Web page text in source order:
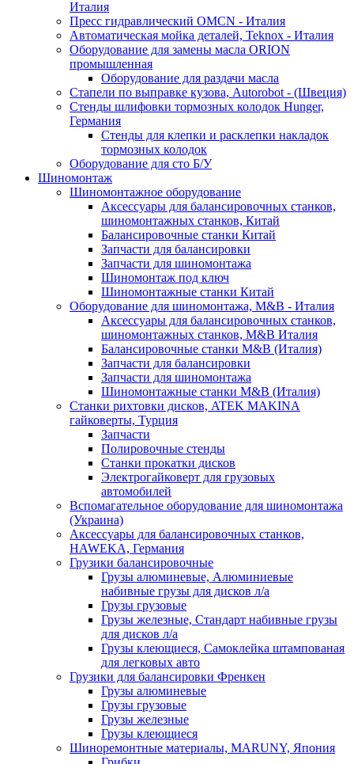
Италия
Пресс гидравлический OMCN - Италия
Автоматическая мойка деталей, Teknox - Италия
Оборудование для замены масла ORION
промышленная
Оборудование для раздачи масла
Стапели по выправке кузова, Autorobot - (Швеция)
Стенды шлифовки тормозных колодок Hunger,
Германия
Стенды для клепки и расклепки накладок
тормозных колодок
Оборудование для сто Б/У
Шиномонтаж
Шиномонтажное оборудование
Аксессуары для балансировочных станков,
шиномонтажных станков, Китай
Балансировочные станки Китай
Запчасти для балансировки
Запчасти для шиномонтажа
Шиномонтаж под ключ
Шиномонтажные станки Китай
Оборудование для шиномонтажа, M&B - Италия
Аксессуары для балансировочных станков,
шиномонтажных станков, M&B Италия
Балансировочные станки M&B (Италия)
Запчасти для балансировки
Запчасти для шиномонтажа
Шиномонтажные станки M&B (Италия)
Станки рихтовки дисков, ATEK MAKINA
гайковерты, Турция
Запчасти
Полировочные стенды
Станки прокатки дисков
Электрогайковерт для грузовых
автомобилей
Вспомагательное оборудование для шиномонтажа
(Украина)
Аксессуары для балансировочных станков,
HAWEKA, Германия
Грузики балансировочные
Грузы алюминевые, Алюминиевые
набивные грузы для дисков л/а
Грузы грузовые
Грузы железные, Cтандарт набивные грузы
для дисков л/а
Грузы клеющиеся, Самоклейка штампованая
для легковых авто
Грузики для балансировки Френкен
Грузы алюминевые
Грузы грузовые
Грузы железные
Грузы клеющиеся
Шиноремонтные материалы, MARUNY, Япония